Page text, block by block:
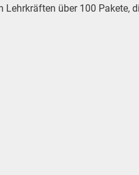
über 100 Pakete,